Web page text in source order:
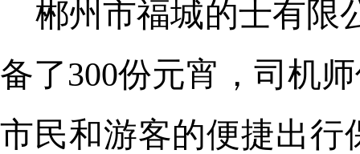
郴州市福城的士有限
备了300份元宵，司机
市民和游客的便捷出行